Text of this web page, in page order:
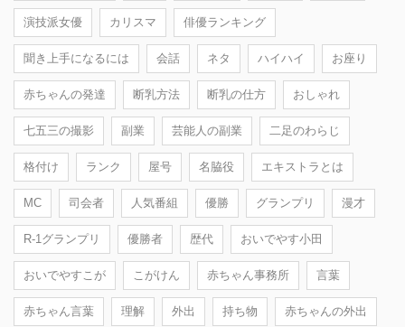
演技派女優 カリスマ 俳優ランキング
聞き上手になるには 会話 ネタ ハイハイ お座り
赤ちゃんの発達 断乳方法 断乳の仕方 おしゃれ
七五三の撮影 副業 芸能人の副業 二足のわらじ
格付け ランク 屋号 名脇役 エキストラとは
MC 司会者 人気番組 優勝 グランプリ 漫才
R-1グランプリ 優勝者 歴代 おいでやす小田
おいでやすこが こがけん 赤ちゃん事務所 言葉
赤ちゃん言葉 理解 外出 持ち物 赤ちゃんの外出